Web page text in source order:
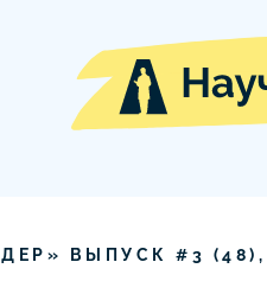
ВЫПУСК # 3 (48),